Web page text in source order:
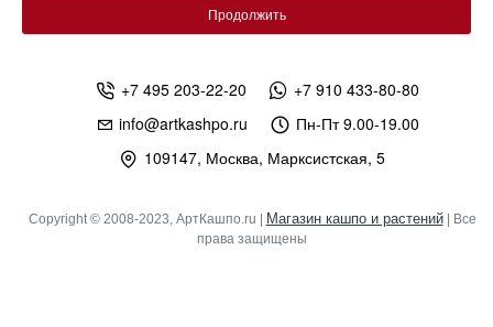
Продолжить
+7 495 203-22-20
+7 910 433-80-80
info@artkashpo.ru
Пн-Пт 9.00-19.00
109147, Москва, Марксистская, 5
Copyright © 2008-2023, АртКашпо.ru | Магазин кашпо и растений| Все
права защищены